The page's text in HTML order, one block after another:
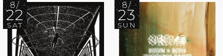
8/
22
SAT
8/
23
SUN